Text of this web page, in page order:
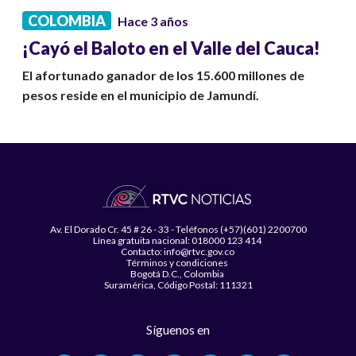
COLOMBIA Hace 3 años
¡Cayó el Baloto en el Valle del Cauca!
El afortunado ganador de los 15.600 millones de
pesos reside en el municipio de Jamundí.
Av. El Dorado Cr. 45 # 26 - 33 - Teléfonos (+57)(601) 2200700
Línea gratuita nacional: 018000 123 414
Contacto: info@rtvc.gov.co
Términos y condiciones
Bogotá D.C., Colombia
Suramérica, Código Postal: 111321
Síguenos en